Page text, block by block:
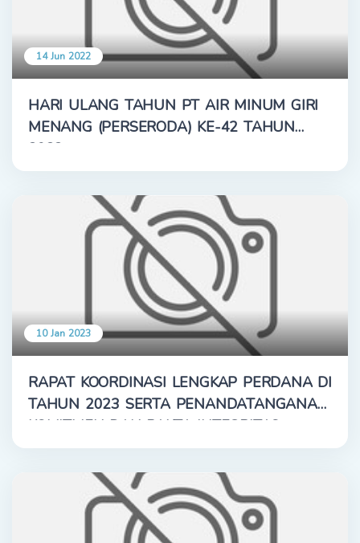
14 Jun 2022
HARI ULANG TAHUN PT AIR MINUM GIRI
MENANG (PERSERODA) KE-42 TAHUN
2022
10 Jan 2023
RAPAT KOORDINASI LENGKAP PERDANA DI
TAHUN 2023 SERTA PENANDATANGANAN
KOMITMEN DAN PAKTA INTEGRITAS